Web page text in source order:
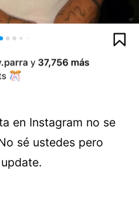
en Instagram no se
sé ustedes pero